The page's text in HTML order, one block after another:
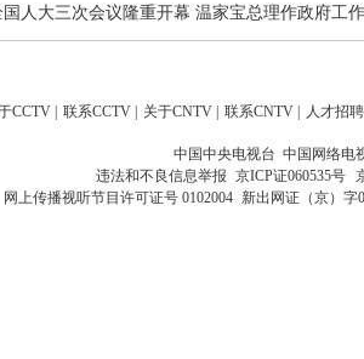
人大三次会议隆重开幕 温家宝总理作政府工
CCTV | 联系CCTV | 关于CNTV | 联系CNTV | 人才招聘
中国中央电视台 中国网络电
违法和不良信息举报 京ICP证060535号
网上传播视听节目许可证号 0102004 新出网证（京）